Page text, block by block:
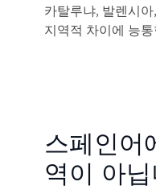
카탈루냐, 발렌시
지역적 차이에 능
스페인어
역이 아